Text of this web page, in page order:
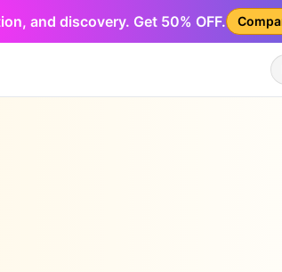
and discovery. Get 50% OFF.